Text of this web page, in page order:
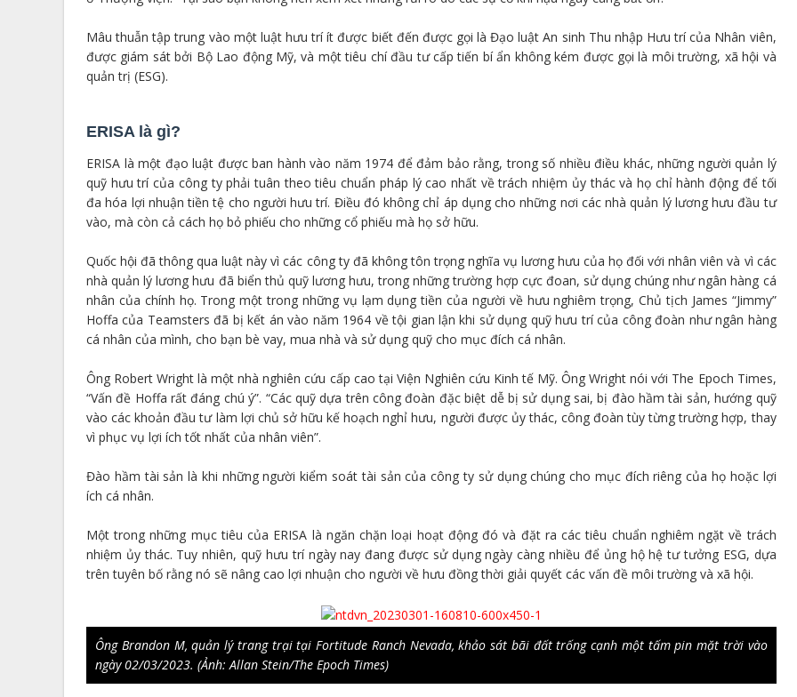
Mâu thuẫn tập trung vào một luật hưu trí ít được biết đến được gọi là Đạo luật An sinh Thu nhập Hưu trí của Nhân viên,
được giám sát bởi Bộ Lao động Mỹ, và một tiêu chí đầu tư cấp tiến bí ẩn không kém được gọi là môi trường, xã hội và
quản trị (ESG).
ERISA là gì?
ERISA là một đạo luật được ban hành vào năm 1974 để đảm bảo rằng, trong số nhiều điều khác, những người quản lý
quỹ hưu trí của công ty phải tuân theo tiêu chuẩn pháp lý cao nhất về trách nhiệm ủy thác và họ chỉ hành động để tối
đa hóa lợi nhuận tiền tệ cho người hưu trí. Điều đó không chỉ áp dụng cho những nơi các nhà quản lý lương hưu đầu tư
vào, mà còn cả cách họ bỏ phiếu cho những cổ phiếu mà họ sở hữu.
Quốc hội đã thông qua luật này vì các công ty đã không tôn trọng nghĩa vụ lương hưu của họ đối với nhân viên và vì các
nhà quản lý lương hưu đã biển thủ quỹ lương hưu, trong những trường hợp cực đoan, sử dụng chúng như ngân hàng cá
nhân của chính họ. Trong một trong những vụ lạm dụng tiền của người về hưu nghiêm trọng, Chủ tịch James “Jimmy”
Hoffa của Teamsters đã bị kết án vào năm 1964 về tội gian lận khi sử dụng quỹ hưu trí của công đoàn như ngân hàng
cá nhân của mình, cho bạn bè vay, mua nhà và sử dụng quỹ cho mục đích cá nhân.
Ông Robert Wright là một nhà nghiên cứu cấp cao tại Viện Nghiên cứu Kinh tế Mỹ. Ông Wright nói với The Epoch Times,
“Vấn đề Hoffa rất đáng chú ý”. “Các quỹ dựa trên công đoàn đặc biệt dễ bị sử dụng sai, bị đào hầm tài sản, hướng quỹ
vào các khoản đầu tư làm lợi chủ sở hữu kế hoạch nghỉ hưu, người được ủy thác, công đoàn tùy từng trường hợp, thay
vì phục vụ lợi ích tốt nhất của nhân viên”.
Đào hầm tài sản là khi những người kiểm soát tài sản của công ty sử dụng chúng cho mục đích riêng của họ hoặc lợi
ích cá nhân.
Một trong những mục tiêu của ERISA là ngăn chặn loại hoạt động đó và đặt ra các tiêu chuẩn nghiêm ngặt về trách
nhiệm ủy thác. Tuy nhiên, quỹ hưu trí ngày nay đang được sử dụng ngày càng nhiều để ủng hộ hệ tư tưởng ESG, dựa
trên tuyên bố rằng nó sẽ nâng cao lợi nhuận cho người về hưu đồng thời giải quyết các vấn đề môi trường và xã hội.
Ông Brandon M, quản lý trang trại tại Fortitude Ranch Nevada, khảo sát bãi đất trống cạnh một tấm pin mặt trời vào
ngày 02/03/2023. (Ảnh: Allan Stein/The Epoch Times)